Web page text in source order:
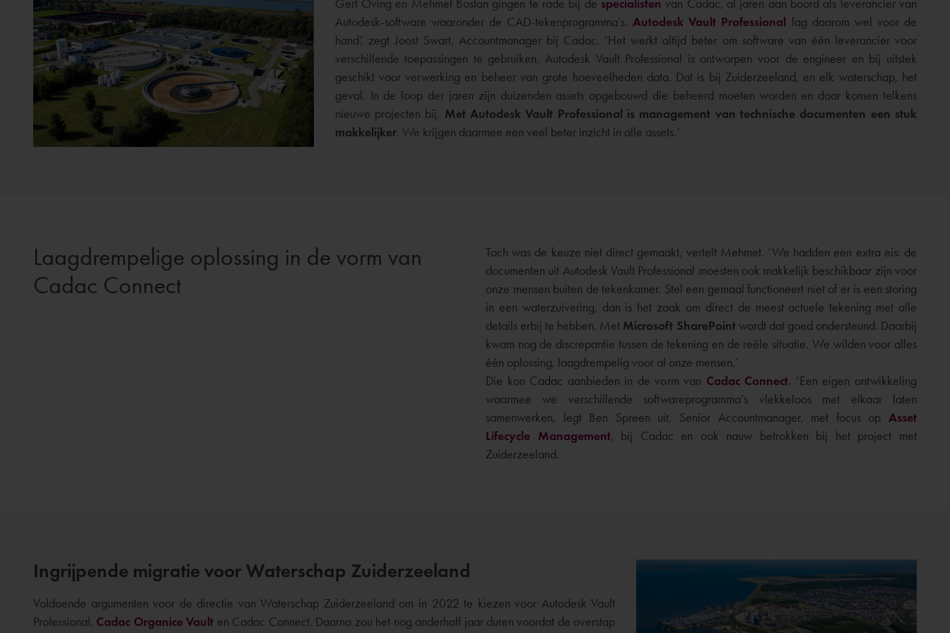
Gert Oving en Mehmet Bostan gingen te rade bij de specialisten van Cadac, al jaren aan boord als leverancier van
Autodesk-software waaronder de CAD-tekenprogramma’s. Autodesk Vault Professional lag daarom wel voor de
hand’, zegt Joost Swart, Accountmanager bij Cadac. ’Het werkt altijd beter om software van één leverancier voor
verschillende toepassingen te gebruiken. Autodesk Vault Professional is ontworpen voor de engineer en bij uitstek
geschikt voor verwerking en beheer van grote hoeveelheden data. Dat is bij Zuiderzeeland, en elk waterschap, het
geval. In de loop der jaren zijn duizenden assets opgebouwd die beheerd moeten worden en daar komen telkens
nieuwe projecten bij. Met Autodesk Vault Professional is management van technische documenten een stuk
makkelijker. We krijgen daarmee een veel beter inzicht in alle assets.’
Laagdrempelige oplossing in de vorm van
Cadac Connect
Toch was de keuze niet direct gemaakt, vertelt Mehmet. ‘We hadden een extra eis: de
documenten uit Autodesk Vault Professional moesten ook makkelijk beschikbaar zijn voor
onze mensen buiten de tekenkamer. Stel een gemaal functioneert niet of er is een storing
in een waterzuivering, dan is het zaak om direct de meest actuele tekening met alle
details erbij te hebben. Met Microsoft SharePointwordt dat goed ondersteund. Daarbij
kwam nog de discrepantie tussen de tekening en de reële situatie. We wilden voor alles
één oplossing, laagdrempelig voor al onze mensen.’
Die kon Cadac aanbieden in de vorm van Cadac Connect. ‘Een eigen ontwikkeling
waarmee we verschillende softwareprogramma’s vlekkeloos met elkaar laten
samenwerken, legt Ben Spreen uit, Senior Accountmanager, met focus op Asset
Lifecycle Management, bij Cadac en ook nauw betrokken bij het project met
Zuiderzeeland.
Ingrijpende migratie voor Waterschap Zuiderzeeland
Voldoende argumenten voor de directie van Waterschap Zuiderzeeland om in 2022 te kiezen voor Autodesk Vault
Professional, Cadac Organice Vault en Cadac Connect. Daarna zou het nog anderhalf jaar duren voordat de overstap